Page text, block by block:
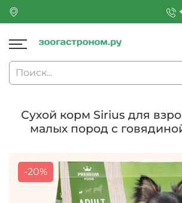
Сухой корм Sirius для
малых пород с
-20%